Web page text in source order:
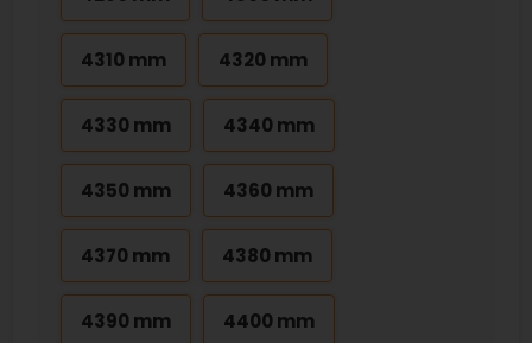
4310 mm 4320 mm
4330 mm 4340 mm
4350 mm 4360 mm
4370 mm 4380 mm
4390 mm 4400 mm